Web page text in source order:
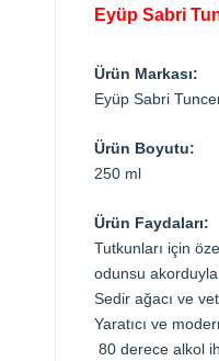
Eyüp Sabri
Ürün Markası:
Eyüp Sabri
Ürün Boyutu:
250 ml
Ürün Faydaları:
Tutkunları için
odunsu
Sedir ağacı ve
Yaratıcı ve
80 derece alkol